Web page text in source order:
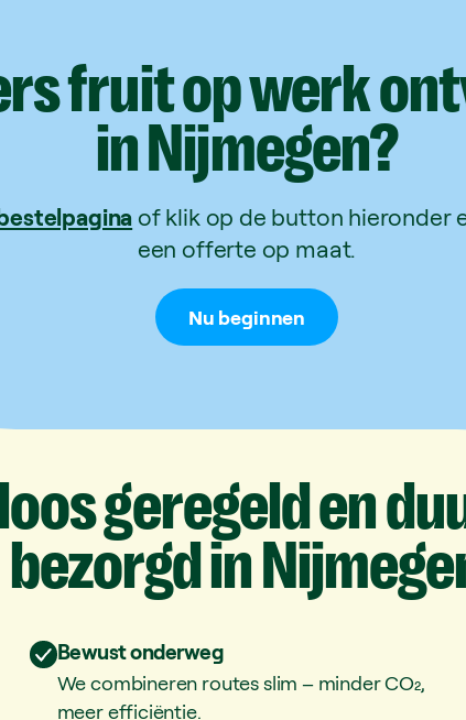
fruitopwerk
inNijmegen?
of klik op de button hieronder
een offerte op maat.
Nu beginnen
geregelden
bezorgdin
Bewust onderweg
We combineren routes slim – minder CO₂,
meer efficiëntie.